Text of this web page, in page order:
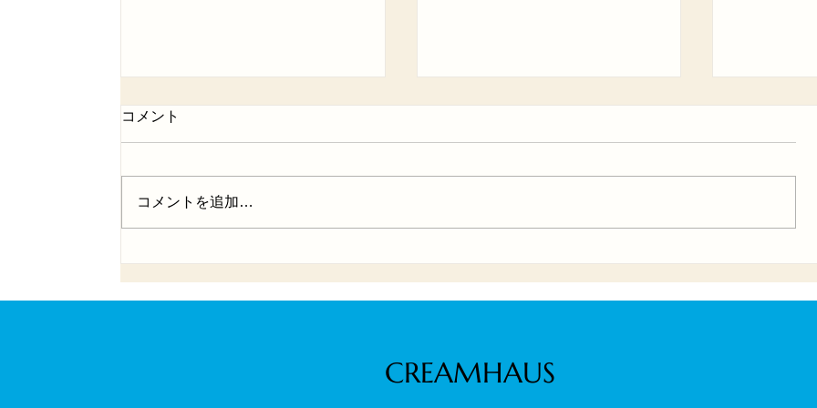
ン」新発売のお知らせ
音性能のご紹介
No.1」受
コメント
コメントを追加…
CREAMHAUS